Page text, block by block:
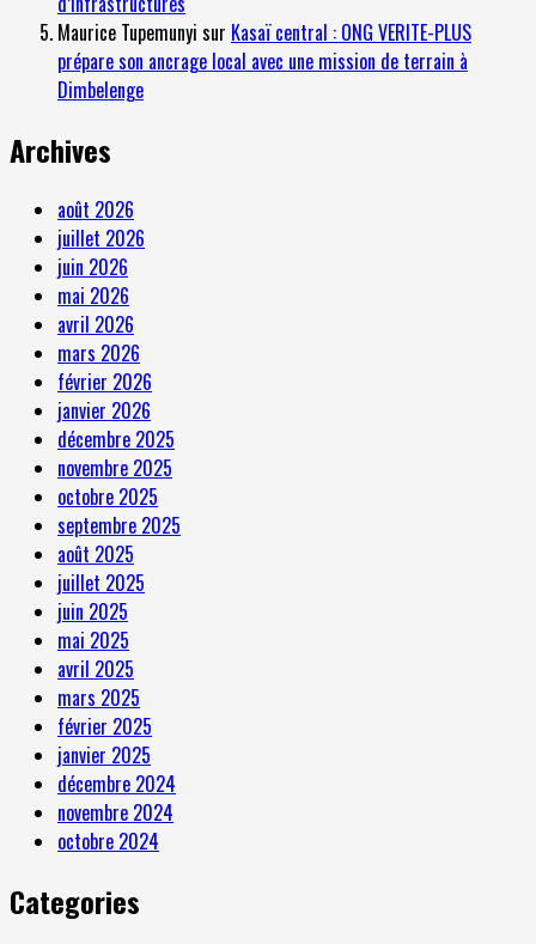
Maurice Tupemunyi sur Kasaï central : ONG VERITE-PLUS
prépare son ancrage local avec une mission de terrain à
Dimbelenge
Archives
août 2026
juillet 2026
juin 2026
mai 2026
avril 2026
mars 2026
février 2026
janvier 2026
décembre 2025
novembre 2025
octobre 2025
septembre 2025
août 2025
juillet 2025
juin 2025
mai 2025
avril 2025
mars 2025
février 2025
janvier 2025
décembre 2024
novembre 2024
octobre 2024
Categories